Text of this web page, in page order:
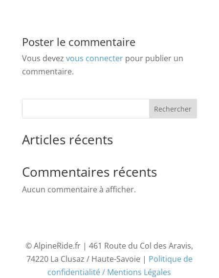
Poster le commentaire
Vous devez vous connecterpour publier un
commentaire.
Rechercher
Articles récents
Commentaires récents
Aucun commentaire à afficher.
© AlpineRide.fr | 461 Route du Col des Aravis,
74220 La Clusaz / Haute-Savoie | Politique de
confidentialité / Mentions Légales